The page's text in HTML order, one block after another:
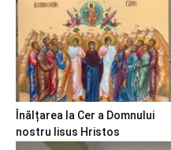
Înălțarea la Cer a Domnului
nostru Iisus Hristos